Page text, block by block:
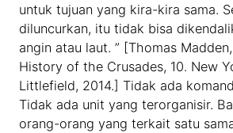
untuk tujuan yang kira-kira sama.
diluncurkan, itu tidak bisa
angin atau laut. ” [Thomas
History of the Crusades, 10. New
Littlefield, 2014.] Tidak ada
Tidak ada unit yang terorganisir.
orang-orang yang terkait satu